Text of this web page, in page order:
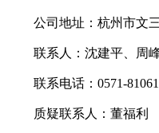
公司地址：杭州市文
联系人：沈建平、周
联系电话：0571-
质疑联系人：董福利